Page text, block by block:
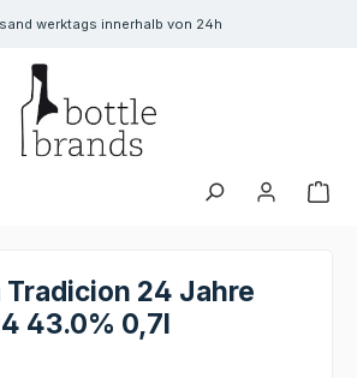
werktags innerhalb von 24h
Tradicion 24 Jahre
43.0% 0,7l